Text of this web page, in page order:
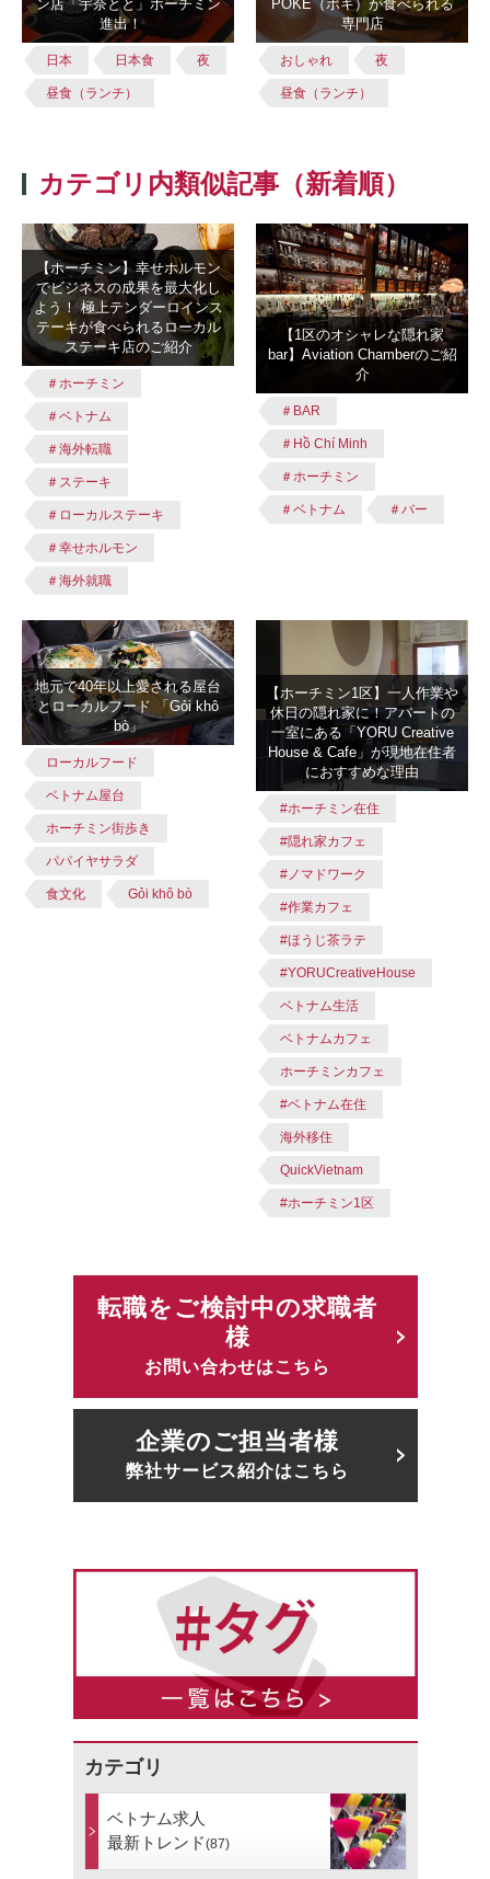
ン店「宇奈とと」ホーチミン
進出！
日本 日本食 夜
昼食（ランチ）
POKE（ポキ）が食べられる
専門店
おしゃれ 夜
昼食（ランチ）
カテゴリ内類似記事（新着順）
【ホーチミン】幸せホルモン
でビジネスの成果を最大化し
よう！ 極上テンダーロインス
テーキが食べられるローカル
ステーキ店のご紹介
＃ホーチミン
＃ベトナム
＃海外転職
＃ステーキ
＃ローカルステーキ
＃幸せホルモン
＃海外就職
【1区のオシャレな隠れ家
bar】Aviation Chamberのご紹
介
＃BAR
＃Hồ Chí Minh
＃ホーチミン
＃ベトナム ＃バー
地元で40年以上愛される屋台
とローカルフード 「Gỏi khô
bò」
ローカルフード
ベトナム屋台
ホーチミン街歩き
パパイヤサラダ
食文化 Gỏi khô bò
【ホーチミン1区】一人作業や
休日の隠れ家に！アパートの
一室にある「YORU Creative
House & Cafe」が現地在住者
におすすめな理由
#ホーチミン在住
#隠れ家カフェ
#ノマドワーク
#作業カフェ
#ほうじ茶ラテ
#YORUCreativeHouse
ベトナム生活
ベトナムカフェ
ホーチミンカフェ
#ベトナム在住
海外移住
QuickVietnam
#ホーチミン1区
転職をご検討中の求職者
様
お問い合わせはこちら
企業のご担当者様
弊社サービス紹介はこちら
カテゴリ
ベトナム求人
最新トレンド(87)